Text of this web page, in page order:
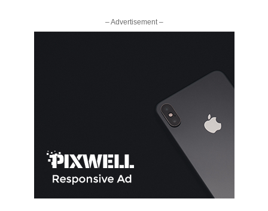
– Advertisement –